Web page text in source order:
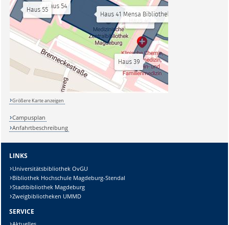
Größere Karte anzeigen
Campusplan
Anfahrtbeschreibung
LINKS
Universitätsbibliothek OvGU
Bibliothek Hochschule Magdeburg-Stendal
Stadtbibliothek Magdeburg
Zweigbibliotheken UMMD
SERVICE